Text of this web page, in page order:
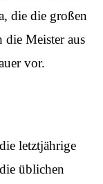
die die großen
die Meister aus
vor.
letztjährige
üblichen